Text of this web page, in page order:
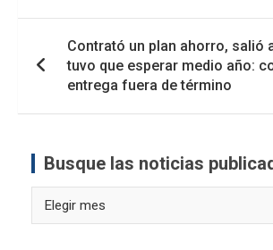
Contrató un plan ahorro, salió
tuvo que esperar medio año:
entrega fuera de término
Busque las noticias
las